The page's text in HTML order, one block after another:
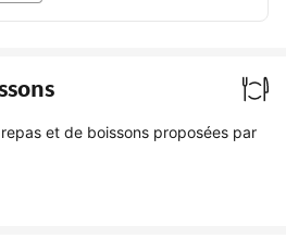
et de boissons proposées par